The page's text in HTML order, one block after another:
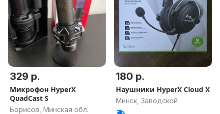
329 р.
Микрофон HyperX
QuadCast S
Борисов, Минская обл.
180 р.
Наушники HyperX Cloud X
Минск, Заводской